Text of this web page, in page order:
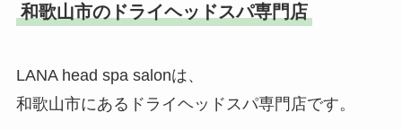
和歌山市のドライヘッドスパ専門店
LANA head spa salonは、
和歌山市にあるドライヘッドスパ専門店です。